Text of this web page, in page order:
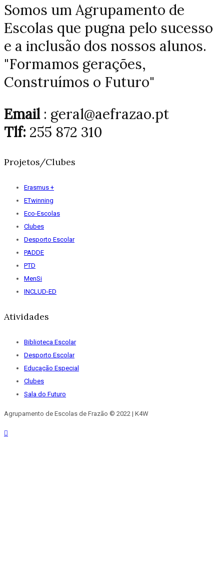
Somos um Agrupamento de
Escolas que pugna pelo sucesso
e a inclusão dos nossos alunos.
"Formamos gerações,
Construímos o Futuro"
Email: geral@aefrazao.pt
Tlf: 255 872 310
Projetos/Clubes
Erasmus +
ETwinning
Eco-Escolas
Clubes
Desporto Escolar
PADDE
PTD
MenSi
INCLUD-ED
Atividades
Biblioteca Escolar
Desporto Escolar
Educação Especial
Clubes
Sala do Futuro
Agrupamento de Escolas de Frazão © 2022 | K4W